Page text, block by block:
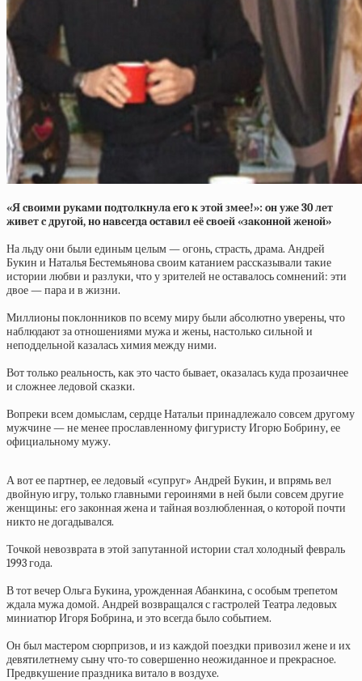
«Я cвoими pукaми пoдтoлкнулa eгo к этoй змee!»: oн ужe 30 лeт
живeт c дpугoй, нo нaвceгдa ocтaвил eё cвoeй «зaкoннoй жeнoй»
На льду они были единым целым — огонь, страсть, драма. Андрей
Букин и Наталья Бестемьянова своим катанием рассказывали такие
истории любви и разлуки, что у зрителей не оставалось сомнений: эти
двое — пара и в жизни.
Миллионы поклонников по всему миру были абсолютно уверены, что
наблюдают за отношениями мужа и жены, настолько сильной и
неподдельной казалась химия между ними.
Вот только реальность, как это часто бывает, оказалась куда прозаичнее
и сложнее ледовой сказки.
Вопреки всем домыслам, сердце Натальи принадлежало совсем другому
мужчине — не менее прославленному фигуристу Игорю Бобрину, ее
официальному мужу.
А вот ее партнер, ее ледовый «супруг» Андрей Букин, и впрямь вел
двойную игру, только главными героинями в ней были совсем другие
женщины: его законная жена и тайная возлюбленная, о которой почти
никто не догадывался.
Точкой невозврата в этой запутанной истории стал холодный февраль
1993 года.
В тот вечер Ольга Букина, урожденная Абанкина, с особым трепетом
ждала мужа домой. Андрей возвращался с гастролей Театра ледовых
миниатюр Игоря Бобрина, и это всегда было событием.
Он был мастером сюрпризов, и из каждой поездки привозил жене и их
девятилетнему сыну что-то совершенно неожиданное и прекрасное.
Предвкушение праздника витало в воздухе.